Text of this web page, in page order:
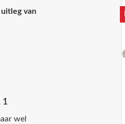
van
1
wel